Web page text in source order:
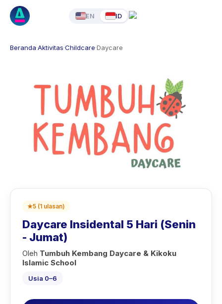
EN ID
Beranda·Aktivitas·Childcare·Daycare
★5 (1 ulasan)
Daycare Insidental 5 Hari (Senin
- Jumat)
Oleh Tumbuh Kembang Daycare & Kikoku
Islamic School
Usia 0–6